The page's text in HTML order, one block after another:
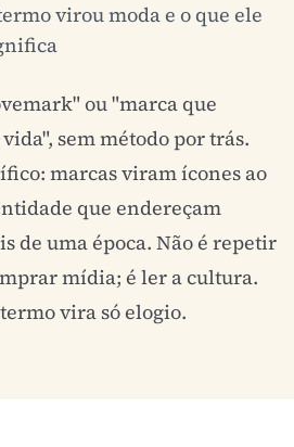
virou moda e o que ele
ou "marca que
sem método por trás.
marcas viram ícones ao
que endereçam
de uma época. Não é repetir
mídia; é ler a cultura.
vira só elogio.